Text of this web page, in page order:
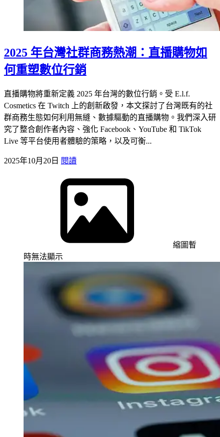
2025 年台灣社群商務熱潮：直播購物如
何重塑數位行銷
直播購物將重新定義 2025 年台灣的數位行銷。受 E.l.f.
Cosmetics 在 Twitch 上的創新啟發，本文探討了台灣既有的社
群商務生態如何利用無縫、數據驅動的直播購物。我們深入研
究了整合創作者內容、強化 Facebook、YouTube 和 TikTok
Live 等平台使用者體驗的策略，以及可衡...
2025年10月20日 閱讀
縮圖暫
時無法顯示